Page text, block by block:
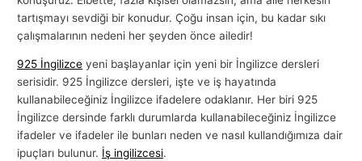
tartışmayı sevdiği bir konudur. Çoğu insan için, bu kadar sıkı
çalışmalarının nedeni her şeyden önce ailedir!
925 İngilizce yeni başlayanlar için yeni bir İngilizce dersleri
serisidir. 925 İngilizce dersleri, işte ve iş hayatında
kullanabileceğiniz İngilizce ifadelere odaklanır. Her biri 925
İngilizce dersinde farklı durumlarda kullanabileceğiniz İngilizce
ifadeler ve ifadeler ile bunları neden ve nasıl kullandığımıza dair
ipuçları bulunur. İş ingilizcesi.